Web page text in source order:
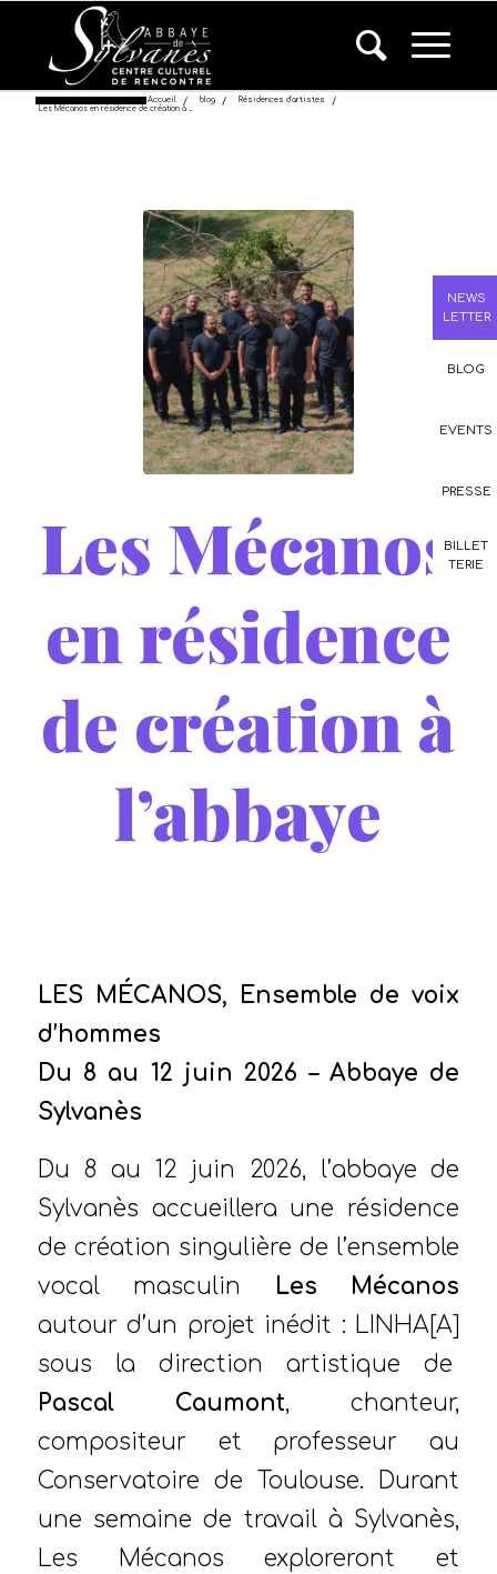
NEWS
LETTER
BLOG
EVENTS
PRESSE
BILLET
TERIE
Accueil / blog / Résidences d'artistes /
Les Mécanos en résidence de création à ...
Les Mécanos
en résidence
de création à
l’abbaye
LES MÉCANOS, Ensemble de voix
d’hommes
Du 8 au 12 juin 2026 – Abbaye de
Sylvanès
Du 8 au 12 juin 2026, l’abbaye de
Sylvanès accueillera une résidence
de création singulière de l’ensemble
vocal masculin Les Mécanos
autour d’un projet inédit : LINHA[A]
sous la direction artistique de
Pascal Caumont, chanteur,
compositeur et professeur au
Conservatoire de Toulouse. Durant
une semaine de travail à Sylvanès,
Les Mécanos exploreront et